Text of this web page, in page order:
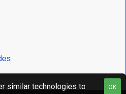
OK
similar technologies to